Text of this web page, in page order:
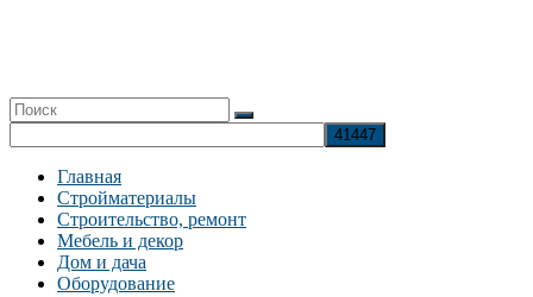
Главная
Стройматериалы
Строительство, ремонт
Мебель и декор
Дом и дача
Оборудование